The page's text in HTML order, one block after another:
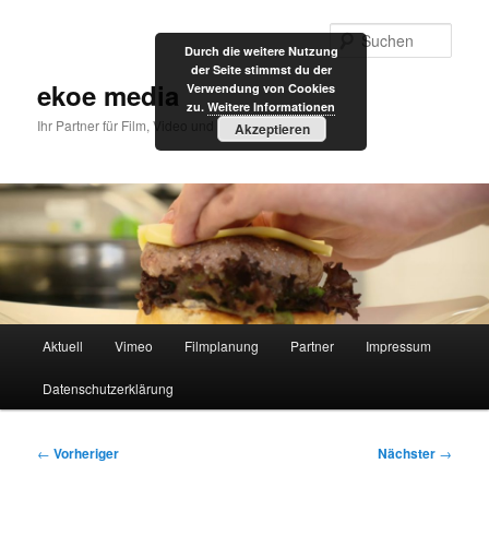
ekoe media
Ihr Partner für Film, Video und Internet
Aktuell Vimeo Filmplanung Partner Impressum
Datenschutzerklärung
Beitragsnavigation
← Vorheriger Nächster →
Durch die weitere Nutzung
der Seite stimmst du der
Verwendung von Cookies
zu. Weitere Informationen
Akzeptieren